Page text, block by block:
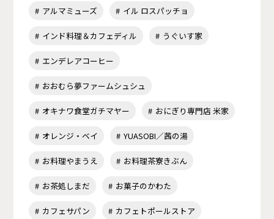
アルマミューズ イル ロスパッチョ
インド料理＆カフェディル うぐいす家
エンデレアコーヒー
おおむら夢ファームシュシュ
オキナワ食堂ガチマヤー おにぎり専門店 米家
オレンジ・ベイ YUASOBI／茜の湯
お料理やまうえ お料理茶寮きぶん
お茶処しまだ お菓子のかわた
カフェサパン カフェトポールストア